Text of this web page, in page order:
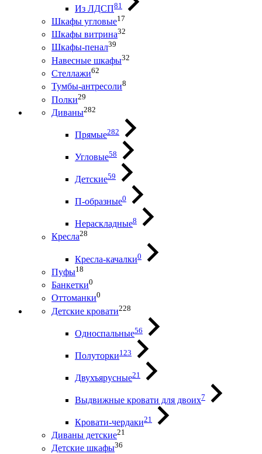
Из ЛДСП81
Шкафы угловые17
Шкафы витрина32
Шкафы-пенал39
Навесные шкафы32
Стеллажи62
Тумбы-антресоли8
Полки29
Диваны282
Прямые282
Угловые58
Детские59
П-образные0
Нераскладные8
Кресла28
Кресла-качалки0
Пуфы18
Банкетки0
Оттоманки0
Детские кровати228
Односпальные56
Полуторки123
Двухъярусные21
Выдвижные кровати для двоих7
Кровати-чердаки21
Диваны детские21
Детские шкафы36